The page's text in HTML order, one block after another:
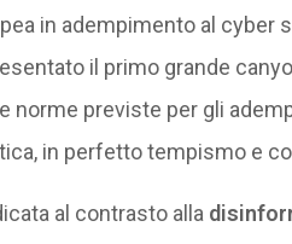
in adempimento al cyber
il primo grande
norme previste per gli
in perfetto tempismo e
al contrasto alla